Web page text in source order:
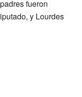
fueron
y Lourdes